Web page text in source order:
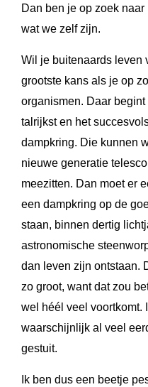
Dan ben je op zoek
wat we zelf zijn.
Wil je buitenaards leven
grootste kans als je op
organismen. Daar
talrijkst en het
dampkring. Die kunnen
nieuwe generatie
meezitten. Dan moet er
een dampkring op de
staan, binnen dertig
astronomische
dan leven zijn ontstaan.
zo groot, want dat zou
wel héél veel voortkomt.
waarschijnlijk al veel
gestuit.
Ik ben dus een beetje